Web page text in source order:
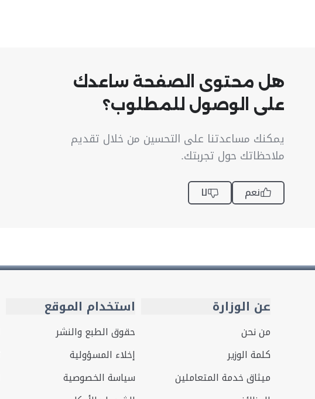
هل محتوى الصفحة ساعدك
على الوصول للمطلوب؟
يمكنك مساعدتنا على التحسين من خلال تقديم
ملاحظاتك حول تجربتك.
نعم لا
عن الوزارة
من نحن
كلمة الوزير
ميثاق خدمة المتعاملين
استخدام الموقع
حقوق الطبع والنشر
إخلاء المسؤولية
سياسة الخصوصية